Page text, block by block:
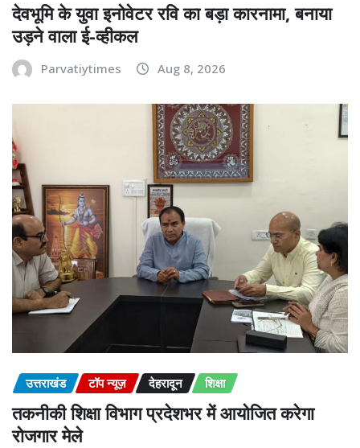
देवभूमि के युवा इनोवेटर रवि का बड़ा कारनामा, बनाया
उड़ने वाला ई-व्हीकल
Parvatiytimes Aug 8, 2026
उत्तराखंड टॉप न्यूज़ देहरादून शिक्षा
तकनीकी शिक्षा विभाग प्रदेशभर में आयोजित करेगा
रोजगार मेले